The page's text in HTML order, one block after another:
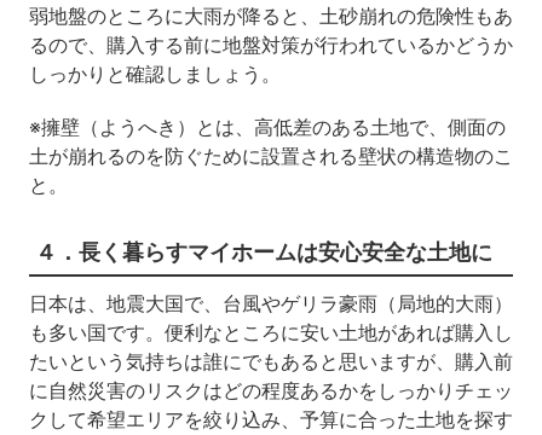
弱地盤のところに大雨が降ると、土砂崩れの危険性もあ
るので、購入する前に地盤対策が行われているかどうか
しっかりと確認しましょう。
※擁壁（ようへき）とは、高低差のある土地で、側面の
土が崩れるのを防ぐために設置される壁状の構造物のこ
と。
４．長く暮らすマイホームは安心安全な土地に
日本は、地震大国で、台風やゲリラ豪雨（局地的大雨）
も多い国です。便利なところに安い土地があれば購入し
たいという気持ちは誰にでもあると思いますが、購入前
に自然災害のリスクはどの程度あるかをしっかりチェッ
クして希望エリアを絞り込み、予算に合った土地を探す